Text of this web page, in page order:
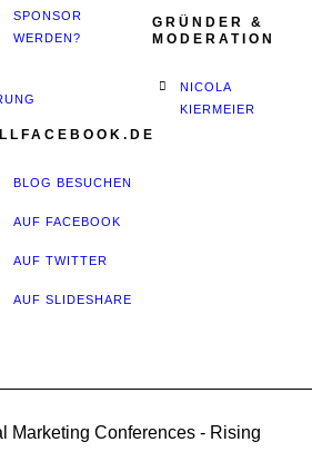
SPONSOR
WERDEN?
BLOG BESUCHEN
AUF FACEBOOK
AUF TWITTER
AUF SLIDESHARE
GRÜNDER &
MODERATION
NICOLA
KIERMEIER
Marketing Conferences - Rising